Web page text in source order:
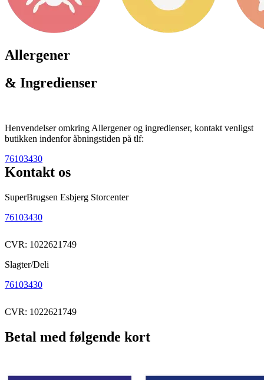
Allergener
& Ingredienser
Henvendelser omkring Allergener og ingredienser, kontakt venligst
butikken indenfor åbningstiden på tlf:
76103430
Kontakt os
SuperBrugsen Esbjerg Storcenter
76103430
CVR: 1022621749
Slagter/Deli
76103430
CVR: 1022621749
Betal med følgende kort